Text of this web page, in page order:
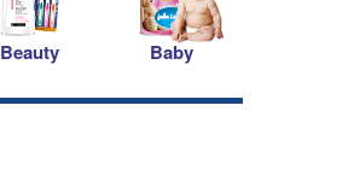
Beauty Baby